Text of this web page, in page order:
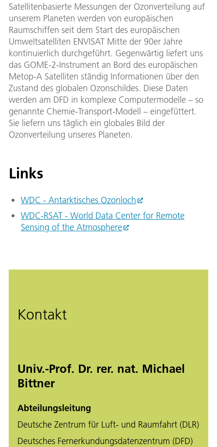
Satellitenbasierte Messungen der Ozonverteilung auf
unserem Planeten werden von europäischen
Raumschiffen seit dem Start des europäischen
Umweltsatelliten ENVISAT Mitte der 90er Jahre
kontinuierlich durchgeführt. Gegenwärtig liefert uns
das GOME-2-Instrument an Bord des europäischen
Metop-A Satelliten ständig Informationen über den
Zustand des globalen Ozonschildes. Diese Daten
werden am DFD in komplexe Computermodelle – so
genannte Chemie-Transport-Modell – eingefüttert.
Sie liefern uns täglich ein globales Bild der
Ozonverteilung unseres Planeten.
Links
WDC - Antarktisches Ozonloch
WDC-RSAT - World Data Center for Remote
Sensing of the Atmosphere
Kontakt
Univ.-Prof. Dr. rer. nat. Michael
Bittner
Abteilungsleitung
Deutsche Zentrum für Luft- und Raumfahrt (DLR)
Deutsches Fernerkundungsdatenzentrum (DFD)